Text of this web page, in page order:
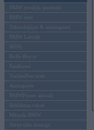
BMW modeļu jaunumi
BMW testi
Tehnoloģijas & sasniegumi
BMW Latvijā
MINI
Rolls-Royce
Pasākumi
Vadāmības tests
Autosports
BMWPower aktuāli
Reklāmas raksti
Mēneša BMW
Sērijveida tūnings